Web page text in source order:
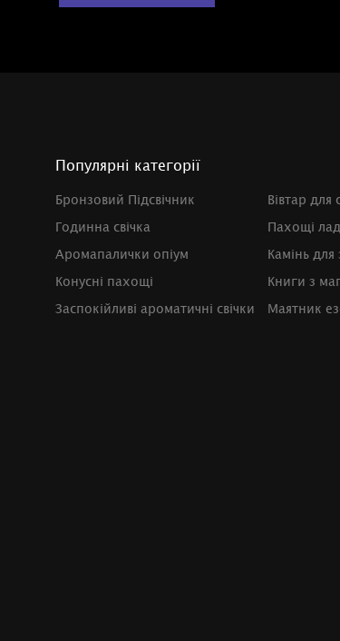
Популярні категорії
Бронзовий Підсвічник
Вівтар для
Годинна свічка
Пахощі
Аромапалички опіум
Камінь для
Конусні пахощі
Книги з
Заспокійливі ароматичні свічки
Маятник